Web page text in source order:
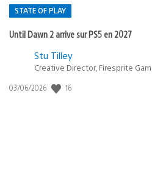
STATE OF PLAY
Until Dawn 2 arrive sur PS5 en 2027
Postée
:
Stu Tilley
Creative Director, Firesprite
Date
03/06/2026 16